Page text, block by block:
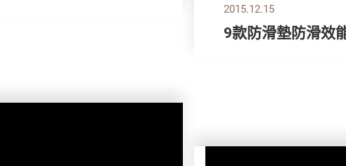
2015.12.15
9款防滑墊防滑效